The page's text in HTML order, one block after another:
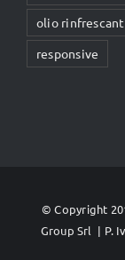
olio
responsive
© Copyright
Group Srl | P.